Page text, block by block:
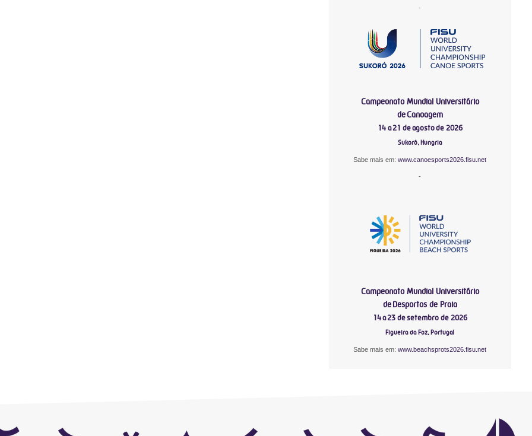
-
Campeonato Mundial Universitário
de Canoagem
14 a 21 de agosto de 2026
Sukoró, Hungria
Sabe mais em:www.canoesports2026.fisu.net
-
Campeonato Mundial Universitário
de Desportos de Praia
14 a 23 de setembro de 2026
Figueira da Foz, Portugal
Sabe mais em:www.beachsprots2026.fisu.net